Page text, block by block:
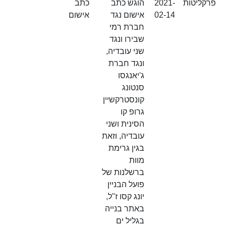
פרקליטות
2021-
02-14
הוגש כתב
אישום נגד
חברת רמי
שבירו ונגד
שני עובדיה,
ונגד חברת
ג'יאנגסו
סנטונג
קונסטרקשיין
גרופ קו
הסינית ושני
עובדיה, וזאת
בגין גרימת
מוות
ברשלנות של
פועל הבניין
יונג קסו ז"ל,
באתר בנייה
בגליל ים
כתב
אישום